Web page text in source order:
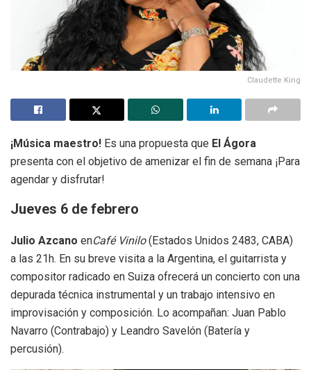
Claudette King
¡Música maestro! Es una propuesta que El Ágora
presenta con el objetivo de amenizar el fin de semana ¡Para
agendar y disfrutar!
Jueves 6 de febrero
Julio Azcano enCafé Vinilo(Estados Unidos 2483, CABA)
a las 21h. En su breve visita a la Argentina, el guitarrista y
compositor radicado en Suiza ofrecerá un concierto con una
depurada técnica instrumental y un trabajo intensivo en
improvisación y composición. Lo acompañan: Juan Pablo
Navarro (Contrabajo) y Leandro Savelón (Batería y
percusión).